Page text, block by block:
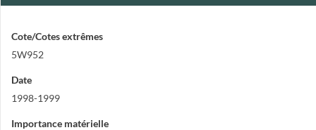
Cote/Cotes extrêmes
5W952
Date
1998-1999
Importance matérielle